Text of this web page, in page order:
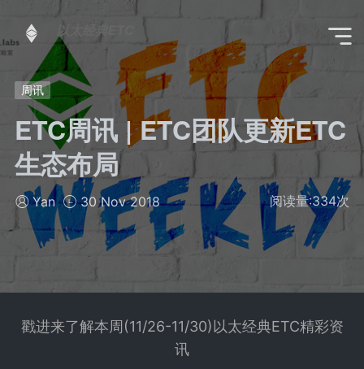
以太经典ETC
周讯
ETC周讯 | ETC团队更新ETC
生态布局
Yan 30 Nov 2018 阅读量:334次
戳进来了解本周(11/26-11/30)以太经典ETC精彩资
讯